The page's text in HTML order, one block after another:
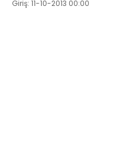
Giriş: 11-10-2013 00:00